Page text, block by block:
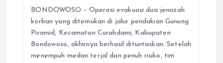
BONDOWOSO – Operasi evakuasi dua jenazah
korban yang ditemukan di jalur pendakian Gunung
Piramid, Kecamatan Curahdami, Kabupaten
Bondowoso, akhirnya berhasil dituntaskan. Setelah
menempuh medan terjal dan penuh risiko, tim